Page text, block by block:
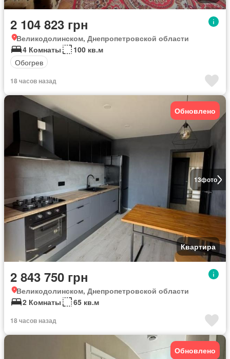
2 104 823 грн
Великодолинском, Днепропетровской области
4 Комнаты
100 кв.м
Обогрев
18 часов назад
13фото
Обновлено
Квартира
2 843 750 грн
Великодолинском, Днепропетровской области
2 Комнаты
65 кв.м
18 часов назад
Обновлено